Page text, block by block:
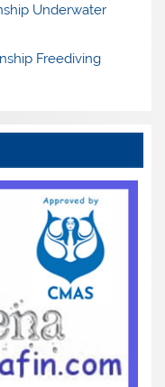
Underwater
Freediving